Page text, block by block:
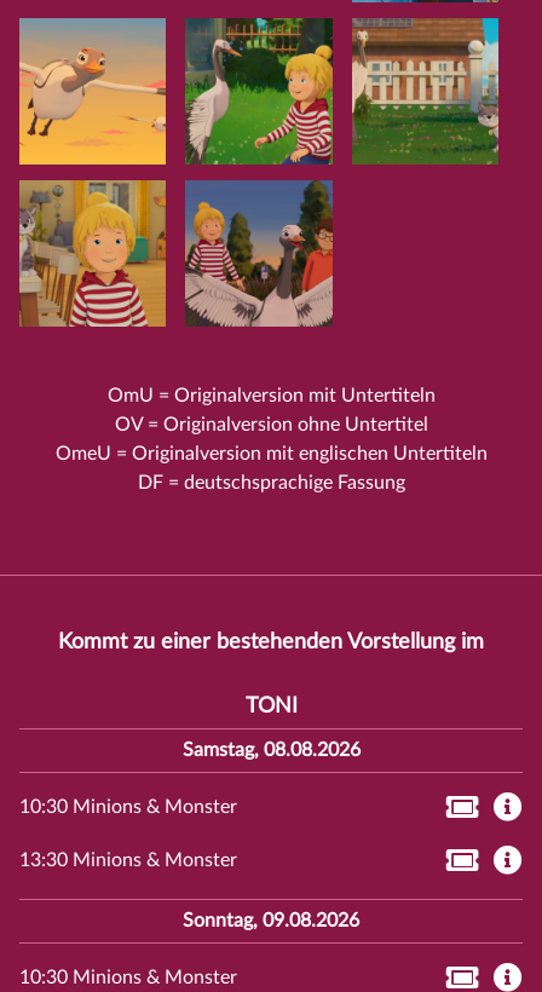
OmU = Originalversion mit Untertiteln
OV = Originalversion ohne Untertitel
OmeU = Originalversion mit englischen Untertiteln
DF = deutschsprachige Fassung
Kommt zu einer bestehenden Vorstellung im
TONI
Samstag, 08.08.2026
10:30 Minions & Monster
13:30 Minions & Monster
Sonntag, 09.08.2026
10:30 Minions & Monster